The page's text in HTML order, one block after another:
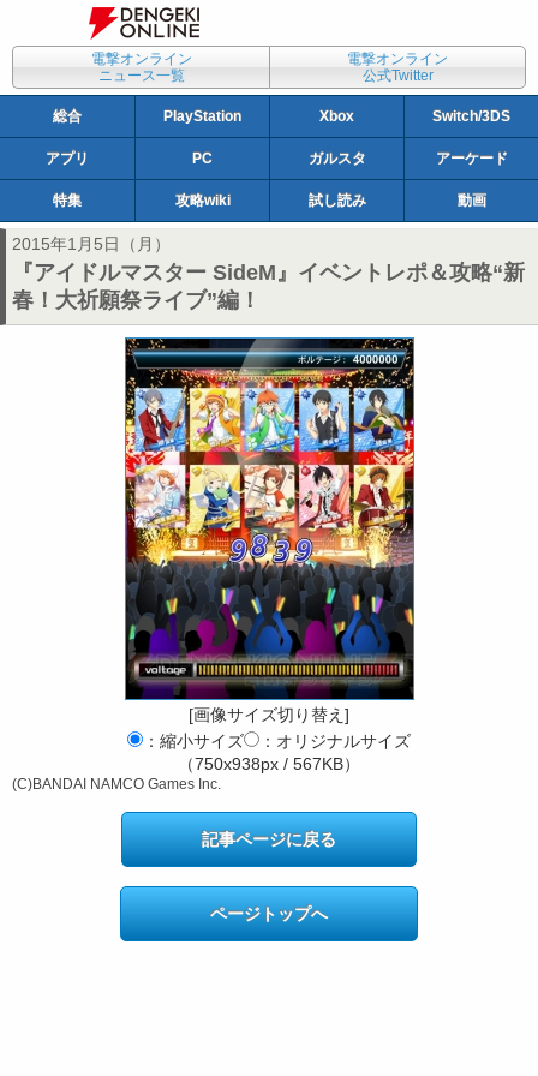
電撃オンライン
ニュース一覧
電撃オンライン
公式Twitter
総合 PlayStation Xbox Switch/3DS
アプリ PC ガルスタ アーケード
特集 攻略wiki 試し読み 動画
2015年1月5日（月）
『アイドルマスター SideM』イベントレポ＆攻略“新
春！大祈願祭ライブ”編！
[画像サイズ切り替え]
：縮小サイズ
：オリジナルサイズ
（750x938px / 567KB）
(C)BANDAI NAMCO Games Inc.
記事ページに戻る
ページトップへ